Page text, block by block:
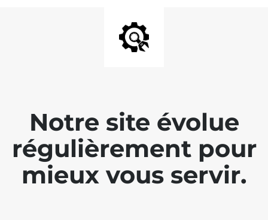
Notre site évolue
régulièrement pour
mieux vous servir.